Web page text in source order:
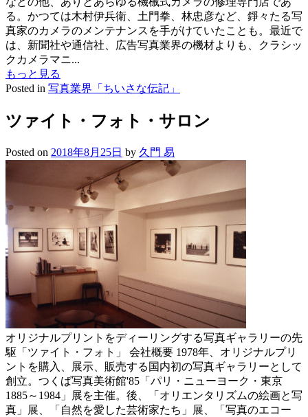
る。かつては木村伊兵衛、土門拳、林忠彦など、錚々たる写
真家のカメラのメンテナンスを手がけていたことも。最近で
は、新聞社や通信社、広告写真業界の機材よりも、クラシッ
クカメラマニ...
もっと見る
Posted in 写真業界「ちいさな伝記」
ツァイト・フォト・サロン
Posted on 2018年8月25日 by 久門 易
オリジナルプリントをディーリングする写真ギャラリーの先
駆「ツァイト・フォト」 会社概要 1978年、オリジナルプリ
ントを購入、展示、販売する国内初の写真ギャラリーとして
創立。つくば写真美術館'85「パリ・ニューヨーク・東京
1885～1984」展を主催。後、「オリエンタリズムの絵画と写
真」展、「自然を愛した芸術家たち」展、「写真のエコー